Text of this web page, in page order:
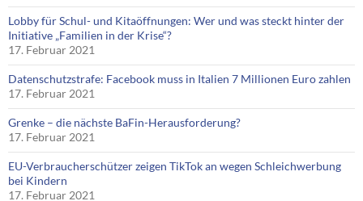
Lobby für Schul- und Kitaöffnungen: Wer und was steckt hinter der
Initiative „Familien in der Krise“?
17. Februar 2021
Datenschutzstrafe: Facebook muss in Italien 7 Millionen Euro zahlen
17. Februar 2021
Grenke – die nächste BaFin-Herausforderung?
17. Februar 2021
EU-Verbraucherschützer zeigen TikTok an wegen Schleichwerbung
bei Kindern
17. Februar 2021